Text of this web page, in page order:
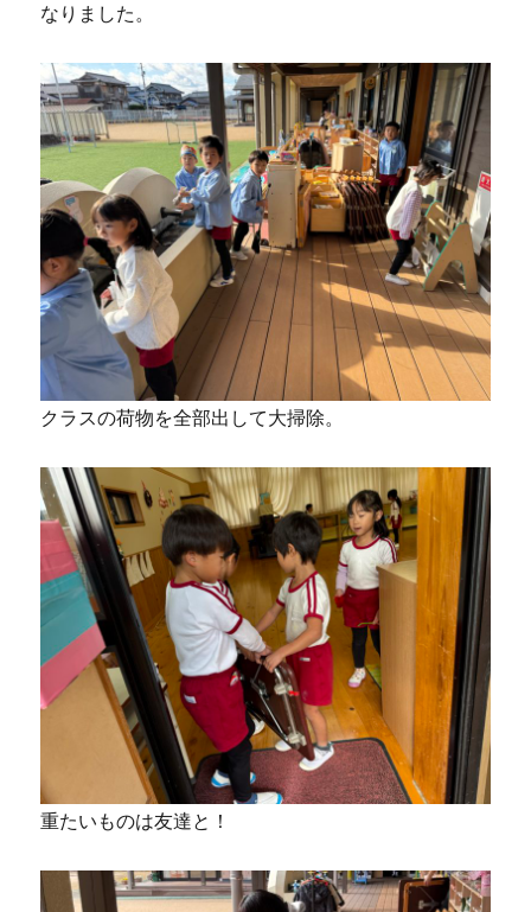
なりました。
クラスの荷物を全部出して大掃除。
重たいものは友達と！